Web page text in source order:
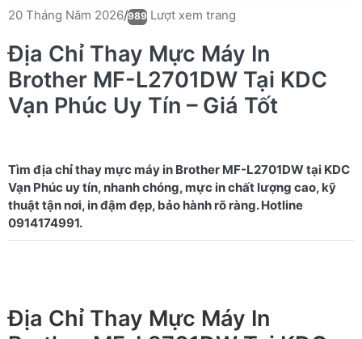
20 Tháng Năm 2026/989 Lượt xem trang
Địa Chỉ Thay Mực Máy In
Brother MF-L2701DW Tại KDC
Vạn Phúc Uy Tín – Giá Tốt
Tìm địa chỉ thay mực máy in Brother MF-L2701DW tại KDC
Vạn Phúc uy tín, nhanh chóng, mực in chất lượng cao, kỹ
thuật tận nơi, in đậm đẹp, bảo hành rõ ràng. Hotline
Địa Chỉ Thay Mực Máy In